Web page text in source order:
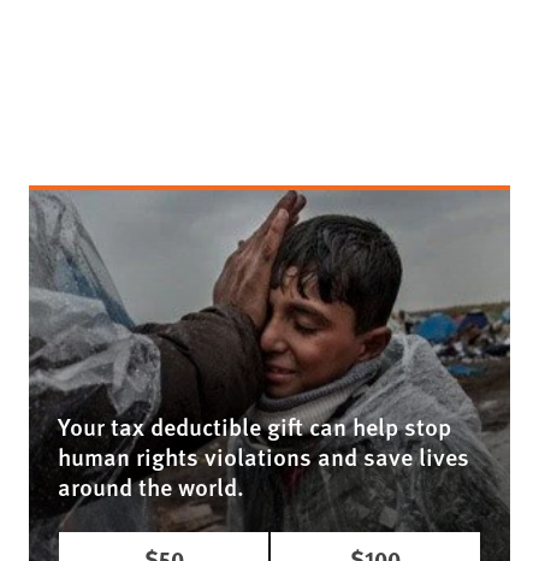
Your tax deductible gift can help stop
human rights violations and save lives
around the world.